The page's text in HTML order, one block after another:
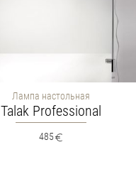
Лампа настольная
Talak Professional
485